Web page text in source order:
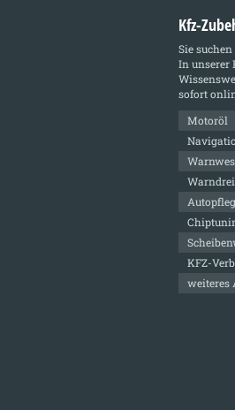
Kfz-
Sie
In unserer
sofort
Motoröl
KFZ-
weiteres